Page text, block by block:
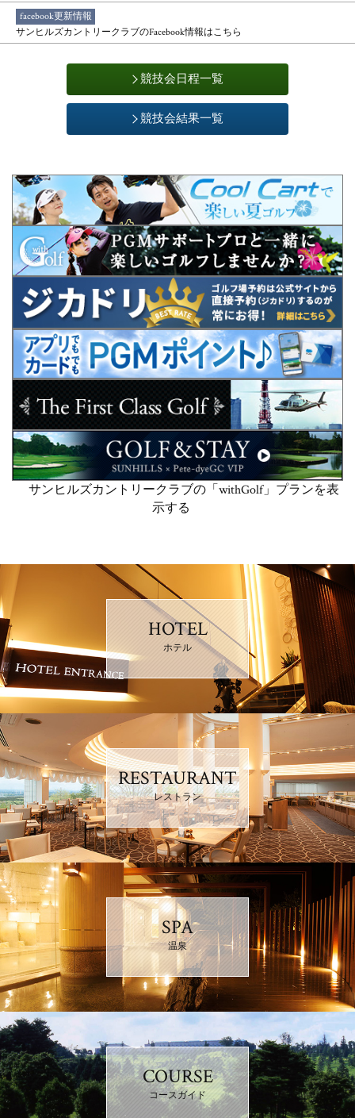
facebook更新情報
サンヒルズカントリークラブのFacebook情報はこちら
競技会日程一覧
競技会結果一覧
サンヒルズカントリークラブの「withGolf」プランを表
示する
HOTEL
ホテル
RESTAURANT
レストラン
SPA
温泉
COURSE
コースガイド